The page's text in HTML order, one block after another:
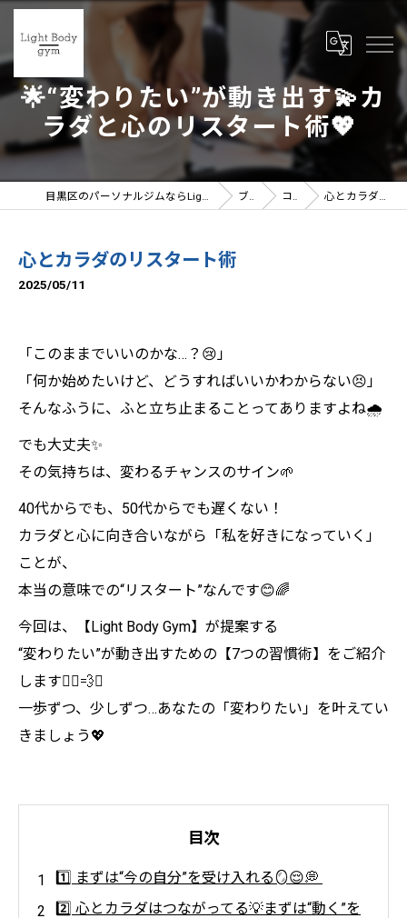
🌟“変わりたい”が動き出す💫カ
ラダと心のリスタート術💖
目黒区のパーソナルジムならLight Body gymへ | 女性トレーナー在籍 ブログ コラム 心とカラダのリスタート術
心とカラダのリスタート術
2025/05/11
「このままでいいのかな…？😢」
「何か始めたいけど、どうすればいいかわからない😣」
そんなふうに、ふと立ち止まることってありますよね🌧️
でも大丈夫✨
その気持ちは、変わるチャンスのサイン🌱
40代からでも、50代からでも遅くない！
カラダと心に向き合いながら「私を好きになっていく」
ことが、
本当の意味での“リスタート”なんです😊🌈
今回は、【Light Body Gym】が提案する
“変わりたい”が動き出すための【7つの習慣術】をご紹介
します🏃‍♀️💨✨
一歩ずつ、少しずつ…あなたの「変わりたい」を叶えてい
きましょう💖
目次
1️⃣ まずは“今の自分”を受け入れる🪞😌💭
2️⃣ 心とカラダはつながってる💡まずは“動く”を